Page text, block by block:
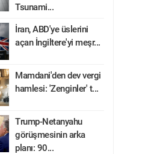
Tsunami...
İran, ABD'ye üslerini
açan İngiltere'yi meşr...
Mamdani'den dev vergi
hamlesi: 'Zenginler' t...
Trump-Netanyahu
görüşmesinin arka
planı: 90...